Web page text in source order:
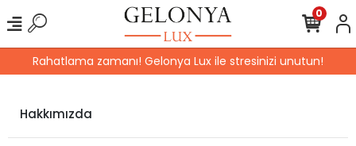
Rahatlama zamanı! Gelonya Lux ile stresinizi unutun!
0
Hakkımızda